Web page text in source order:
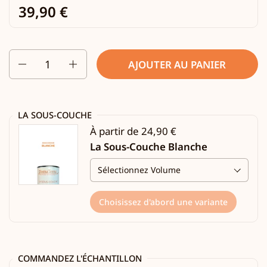
39,90 €
AJOUTER AU PANIER
LA SOUS-COUCHE
À partir de 24,90 €
La Sous-Couche Blanche
Choisissez d'abord une variante
COMMANDEZ L'ÉCHANTILLON